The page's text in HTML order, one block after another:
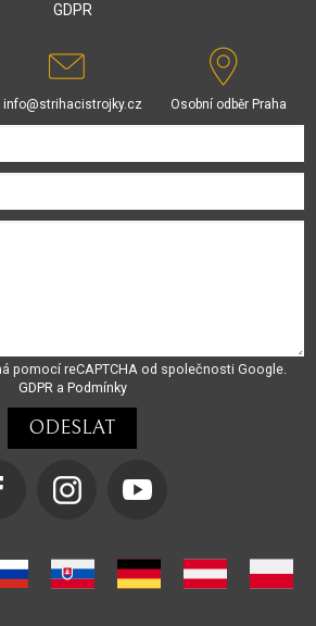
GDPR
info@strihacistrojky.cz Osobní odběr Praha
pomocí reCAPTCHA od společnosti Google.
GDPRa Podmínky